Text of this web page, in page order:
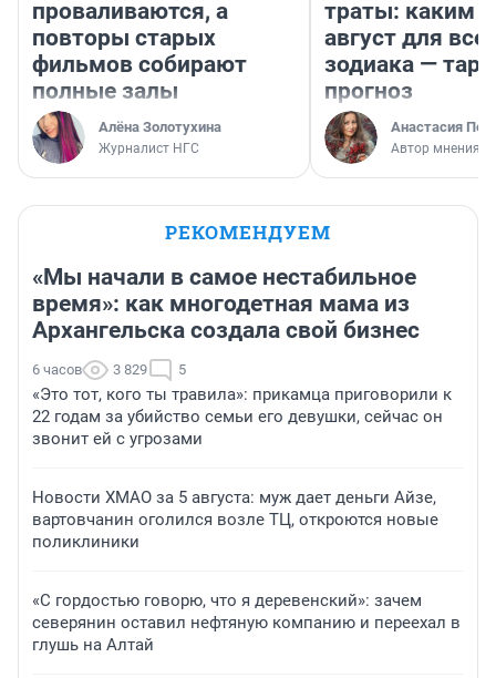
проваливаются, а
повторы старых
фильмов собирают
полные залы
Алёна Золотухина
Журналист НГС
траты: каким
август для
зодиака —
прогноз
Анастасия
Автор мнения
РЕКОМЕНДУЕМ
«Мы начали в самое нестабильное
время»: как многодетная мама из
Архангельска создала свой бизнес
6 часов 3 829 5
«Это тот, кого ты травила»: прикамца приговорили к
22 годам за убийство семьи его девушки, сейчас он
звонит ей с угрозами
Новости ХМАО за 5 августа: муж дает деньги Айзе,
вартовчанин оголился возле ТЦ, откроются новые
поликлиники
«С гордостью говорю, что я деревенский»: зачем
северянин оставил нефтяную компанию и переехал в
глушь на Алтай